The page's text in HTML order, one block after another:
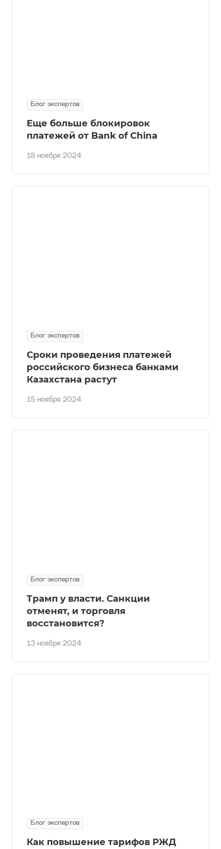
Блог экспертов
18 ноября 2024
Еще больше блокировок
платежей от Bank of China
Блог экспертов
15 ноября 2024
Сроки проведения платежей
российского бизнеса банками
Казахстана растут
Блог экспертов
13 ноября 2024
Трамп у власти. Санкции
отменят, и торговля
восстановится?
Блог экспертов
Как повышение тарифов РЖД